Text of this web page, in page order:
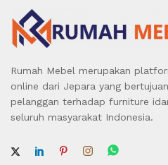
Rumah Mebel merupakan
online dari Jepara yang
pelanggan terhadap furniture
seluruh masyarakat Indonesia.